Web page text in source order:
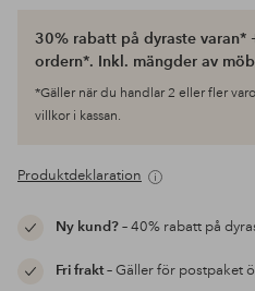
30% rabatt på dyraste varan*
ordern*. Inkl. mängder av
*Gäller när du handlar 2 eller fler
villkor i kassan.
Produktdeklaration
Ny kund?– 40% rabatt på
Fri frakt– Gäller för postpaket